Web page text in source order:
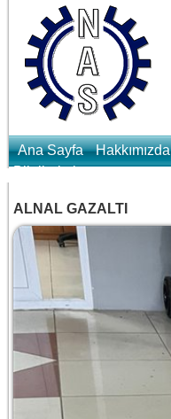
Ana Sayfa Hakkımızda
Bilgilerimiz
ALNAL GAZALTI